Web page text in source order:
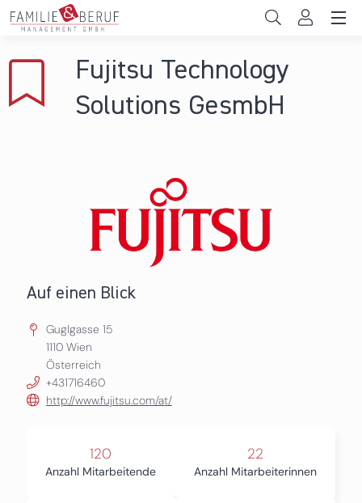
Direkt zum Inhalt
Gemeinden
Fujitsu Technology
Solutions GesmbH
Auf einen Blick
Guglgasse 15
1110 Wien
Österreich
+431716460
http://www.fujitsu.com/at/
120
Anzahl Mitarbeitende
22
Anzahl Mitarbeiterinnen